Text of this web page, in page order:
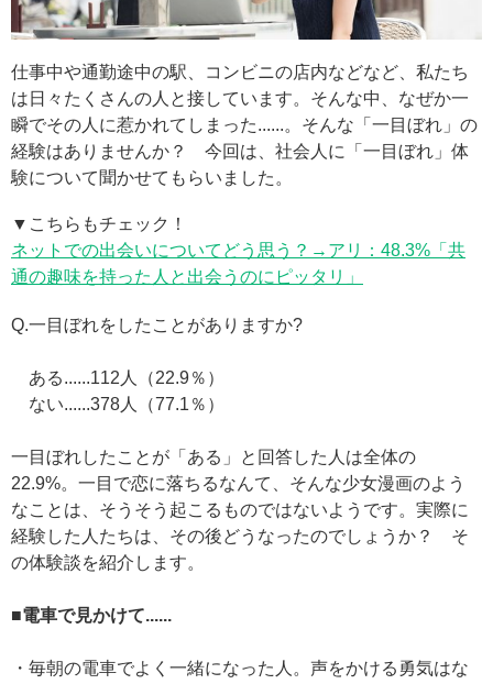
仕事中や通勤途中の駅、コンビニの店内などなど、私たち
は日々たくさんの人と接しています。そんな中、なぜか一
瞬でその人に惹かれてしまった......。そんな「一目ぼれ」の
経験はありませんか？ 今回は、社会人に「一目ぼれ」体
験について聞かせてもらいました。
▼こちらもチェック！
ネットでの出会いについてどう思う？→アリ：48.3%「共
通の趣味を持った人と出会うのにピッタリ」
Q.一目ぼれをしたことがありますか?
ある......112人（22.9％）
ない......378人（77.1％）
一目ぼれしたことが「ある」と回答した人は全体の
22.9%。一目で恋に落ちるなんて、そんな少女漫画のよう
なことは、そうそう起こるものではないようです。実際に
経験した人たちは、その後どうなったのでしょうか？ そ
の体験談を紹介します。
■電車で見かけて......
・毎朝の電車でよく一緒になった人。声をかける勇気はな